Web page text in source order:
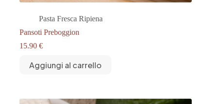
Pasta Fresca Ripiena
Pansoti Preboggion
15.90 €
Aggiungi al carrello